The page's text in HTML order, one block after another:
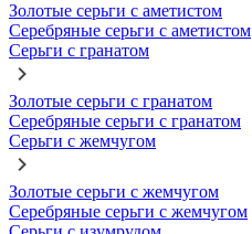
Золотые серьги с аметистом
Серебряные серьги с аметистом
Серьги с гранатом
Золотые серьги с гранатом
Серебряные серьги с гранатом
Серьги с жемчугом
Золотые серьги с жемчугом
Серебряные серьги с жемчугом